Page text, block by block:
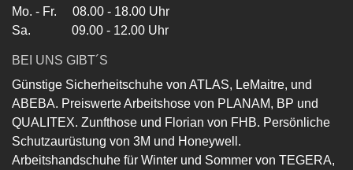
Mo. - Fr. 08.00 - 18.00 Uhr
Sa. 09.00 - 12.00 Uhr
BEI UNS GIBT´S
Günstige Sicherheitschuhe von ATLAS, LeMaitre, und
ABEBA. Preiswerte Arbeitshose von PLANAM, BP und
QUALITEX. Zunfthose und Florian von FHB. Persönliche
Schutzaurüstung von 3M und Honeywell.
Arbeitshandschuhe für Winter und Sommer von TEGERA,